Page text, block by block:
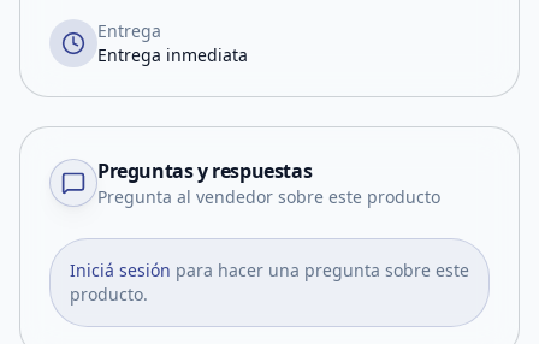
Entrega
Entrega inmediata
Preguntas y respuestas
Pregunta al vendedor sobre este producto
Iniciá sesión para hacer una pregunta sobre este
producto.